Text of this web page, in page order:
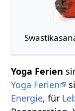
Yoga Ferien
Yoga Ferien
Energie, für